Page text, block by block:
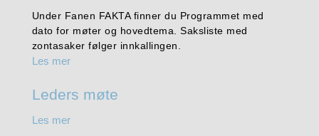
Under Fanen FAKTA finner du Programmet med
dato for møter og hovedtema. Saksliste med
zontasaker følger innkallingen.
Les mer
Leders møte
Les mer